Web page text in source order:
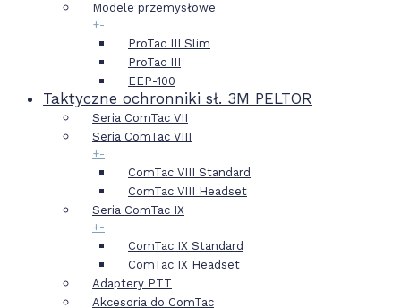
Modele przemysłowe
+-
ProTac III Slim
ProTac III
EEP-100
Taktyczne ochronniki sł. 3M PELTOR
Seria ComTac VII
Seria ComTac VIII
+-
ComTac VIII Standard
ComTac VIII Headset
Seria ComTac IX
+-
ComTac IX Standard
ComTac IX Headset
Adaptery PTT
Akcesoria do ComTac